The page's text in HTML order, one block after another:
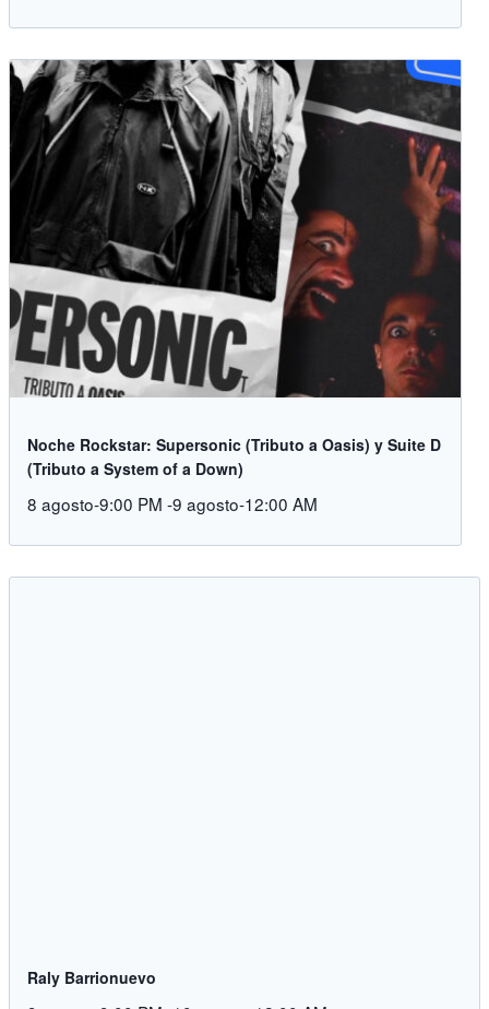
Noche Rockstar: Supersonic (Tributo a Oasis) y Suite D
(Tributo a System of a Down)
8 agosto-9:00 PM -9 agosto-12:00 AM
Raly Barrionuevo